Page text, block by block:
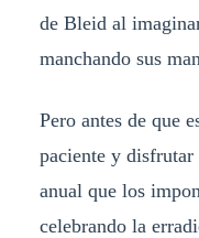
de Bleid al
manchando sus
Pero antes de que
paciente y disfrutar
anual que los
celebrando la